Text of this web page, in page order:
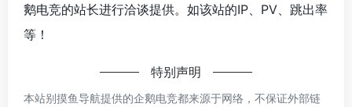
鹅电竞的站长进行洽谈提供。如该站的IP、PV、跳出率
等！
特别声明
本站别摸鱼导航提供的企鹅电竞都来源于网络，不保证外部链